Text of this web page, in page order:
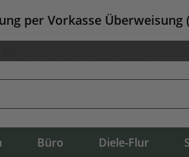
per Vorkasse
Büro Diele-Flur